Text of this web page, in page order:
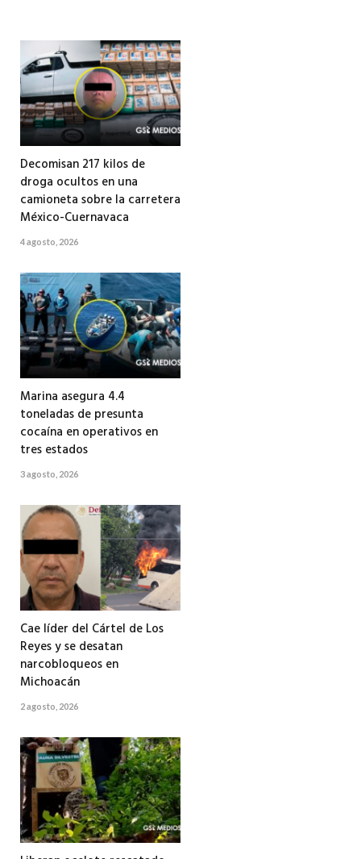
Decomisan 217 kilos de
droga ocultos en una
camioneta sobre la carretera
México-Cuernavaca
4 agosto, 2026
Marina asegura 4.4
toneladas de presunta
cocaína en operativos en
tres estados
3 agosto, 2026
Cae líder del Cártel de Los
Reyes y se desatan
narcobloqueos en
Michoacán
2 agosto, 2026